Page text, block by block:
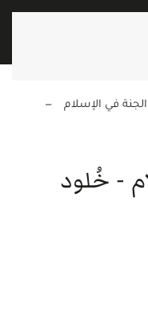
الجنة في الإسلام
- خُلود